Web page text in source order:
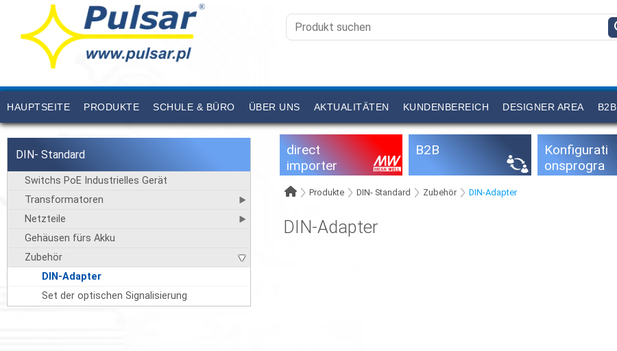
HAUPTSEITE PRODUKTE SCHULE & BÜRO ÜBER UNS AKTUALITÄTEN KUNDENBEREICH DESIGNER AREA B2B
DIN- Standard
Switchs PoE Industrielles Gerät
Transformatoren
Netzteile
Gehäusen fürs Akku
Zubehör
DIN-Adapter
Set der optischen Signalisierung
direct
importer
B2B
Konfigurati
onsprogra
Produkte DIN- Standard Zubehör DIN-Adapter
DIN-Adapter